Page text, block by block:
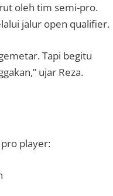
oleh tim semi-pro.
jalur open qualifier.
Tapi begitu
ujar Reza.
player: